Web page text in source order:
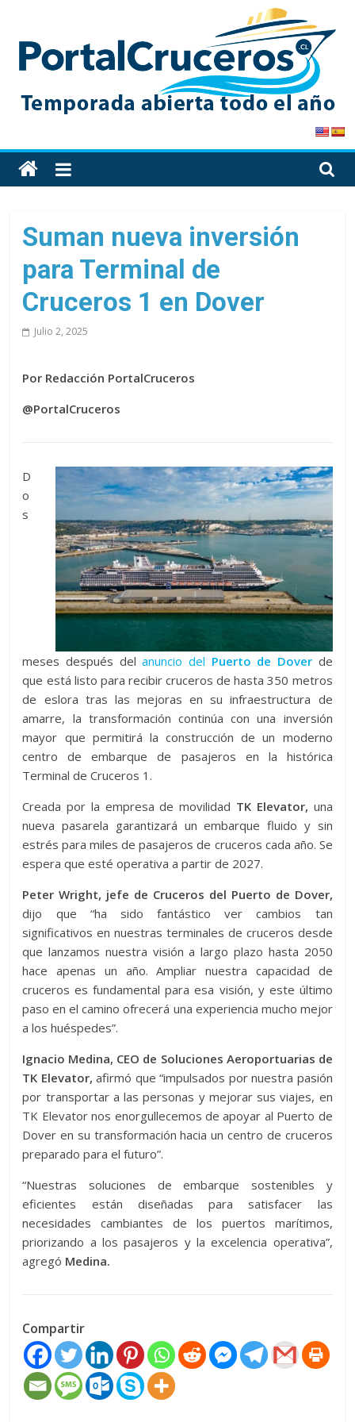
content
PortalCruceros
Toda
la
de
cruceros
en
un
solo
Suman nueva inversión
para Terminal de
Cruceros 1 en Dover
Julio 2, 2025
Por Redacción PortalCruceros
@PortalCruceros
D
o
s
meses después delanuncio del Puerto de Doverde
que está listo para recibir cruceros de hasta 350 metros
de eslora tras las mejoras en su infraestructura de
amarre, la transformación continúa con una inversión
mayor que permitirá la construcción de un moderno
centro de embarque de pasajeros en la histórica
Terminal de Cruceros 1.
Creada por la empresa de movilidad TK Elevator, una
nueva pasarela garantizará un embarque fluido y sin
estrés para miles de pasajeros de cruceros cada año. Se
espera que esté operativa a partir de 2027.
Peter Wright, jefe de Cruceros del Puerto de Dover,
dijo que “ha sido fantástico ver cambios tan
significativos en nuestras terminales de cruceros desde
que lanzamos nuestra visión a largo plazo hasta 2050
hace apenas un año. Ampliar nuestra capacidad de
cruceros es fundamental para esa visión, y este último
paso en el camino ofrecerá una experiencia mucho mejor
a los huéspedes”.
Ignacio Medina, CEO de Soluciones Aeroportuarias de
TK Elevator, afirmó que “impulsados ​​por nuestra pasión
por transportar a las personas y mejorar sus viajes, en
TK Elevator nos enorgullecemos de apoyar al Puerto de
Dover en su transformación hacia un centro de cruceros
preparado para el futuro”.
“Nuestras soluciones de embarque sostenibles y
eficientes están diseñadas para satisfacer las
necesidades cambiantes de los puertos marítimos,
priorizando a los pasajeros y la excelencia operativa”,
agregó Medina.
Compartir